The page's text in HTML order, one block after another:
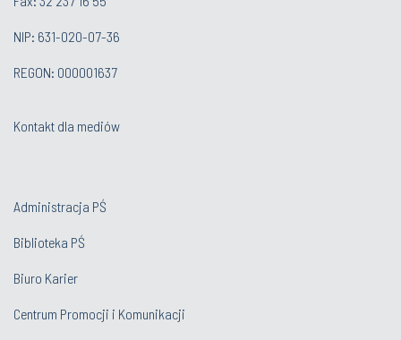
NIP: 631-020-07-36
REGON: 000001637
Kontakt dla mediów
Administracja PŚ
Biblioteka PŚ
Biuro Karier
Centrum Promocji i Komunikacji